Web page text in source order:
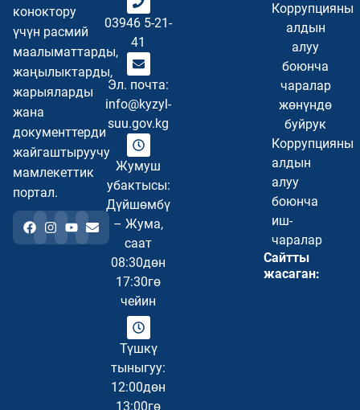
коноктору
үчүн расмий
маалыматтарды,
жаңылыктарды,
жарыяларды
жана
документтерди
жайгаштыруучу
мамлекеттик
портал.
03946 5-21-
41
Эл. почта:
info@kyzyl-
suu.gov.kg
Жумуш
убактысы:
Дүйшөмбү
– Жума,
саат
08:30дөн
17:30гө
чейин
Түшкү
тыныгуу:
12:00дөн
13:00гө
Коррупцияны
алдын
алуу
боюнча
чаралар
жөнүндө
буйрук
Коррупцияны
алдын
алуу
боюнча
иш-
чаралар
Сайтты
жасаган: